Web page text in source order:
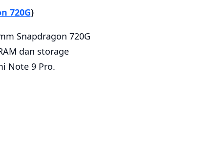
720G}
Snapdragon 720G
dan storage
Note 9 Pro.